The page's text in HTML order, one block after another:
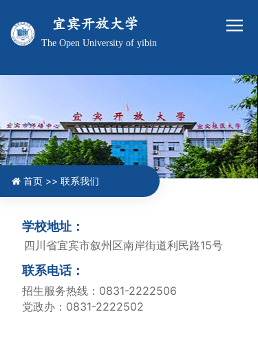
宜宾开放大学
The Open University of yibin
学校地址：
联系电话：
招生服务热线 ：0831-2222506
四川省宜宾市叙州区南岸街道利民路15号
党政办：0831-2222502
首页 >> 联系我们